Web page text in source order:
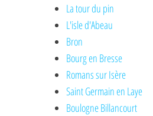
La tour du pin
L'isle d'Abeau
Bron
Bourg en Bresse
Romans sur Isère
Saint Germain en Laye
Boulogne Billancourt